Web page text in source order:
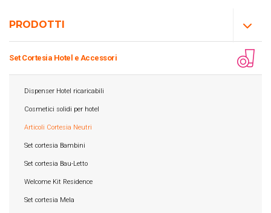
PRODOTTI
Set Cortesia Hotel e Accessori
Dispenser Hotel ricaricabili
Cosmetici solidi per hotel
Articoli Cortesia Neutri
Set cortesia Bambini
Set cortesia Bau-Letto
Welcome Kit Residence
Set cortesia Mela